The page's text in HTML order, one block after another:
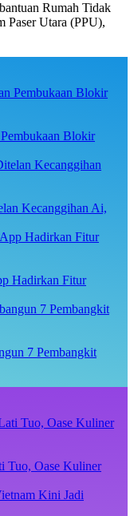
Rumah Tidak
Paser Utara (PPU),
Blokir
Kecanggihan Ai,
Hadirkan Fitur
7 Pembangkit
Tuo, Oase Kuliner